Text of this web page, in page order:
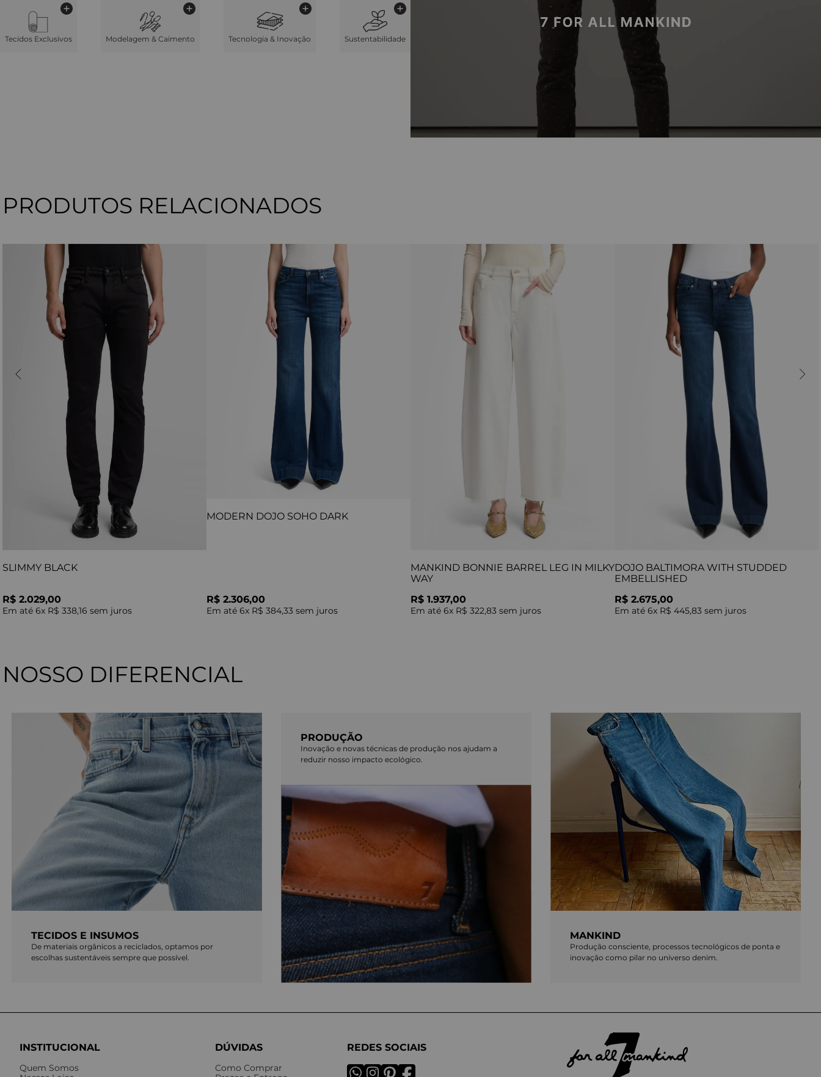
Tecidos Exclusivos Modelagem & Caimento Tecnologia & Inovação Sustentabilidade
PRODUTOS RELACIONADOS
SLIMMY BLACK
R$ 2.029,00
Em até 6x R$ 338,16 sem juros
MODERN DOJO SOHO DARK
R$ 2.306,00
Em até 6x R$ 384,33 sem juros
MANKIND BONNIE BARREL LEG IN MILKY
WAY
R$ 1.937,00
Em até 6x R$ 322,83 sem juros
DOJO BALTIMORA WITH STUDDED
EMBELLISHED
R$ 2.675,00
Em até 6x R$ 445,83 sem juros
NOSSO DIFERENCIAL
TECIDOS E INSUMOS
De materiais orgânicos a reciclados, optamos por
escolhas sustentáveis sempre que possível.
PRODUÇÃO
Inovação e novas técnicas de produção nos ajudam a
reduzir nosso impacto ecológico.
MANKIND
Produção consciente, processos tecnológicos de ponta e
inovação como pilar no universo denim.
INSTITUCIONAL
Quem Somos
DÚVIDAS
Como Comprar
REDES SOCIAIS